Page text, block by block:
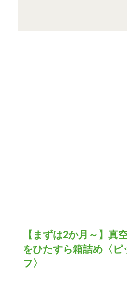
【まずは2か月～】真
をひたすら箱詰め〈ピ
フ〉